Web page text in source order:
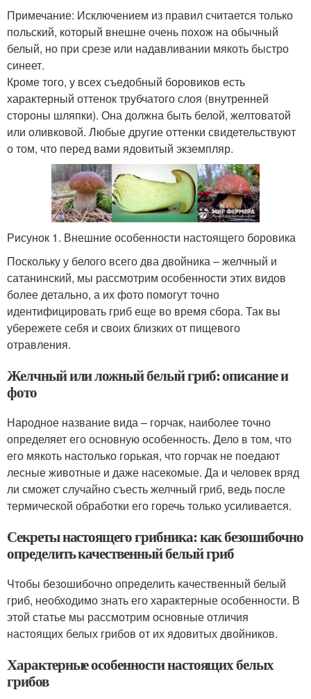
Примечание: Исключением из правил считается только
польский, который внешне очень похож на обычный
белый, но при срезе или надавливании мякоть быстро
синеет.
Кроме того, у всех съедобный боровиков есть
характерный оттенок трубчатого слоя (внутренней
стороны шляпки). Она должна быть белой, желтоватой
или оливковой. Любые другие оттенки свидетельствуют
о том, что перед вами ядовитый экземпляр.
Рисунок 1. Внешние особенности настоящего боровика
Поскольку у белого всего два двойника – желчный и
сатанинский, мы рассмотрим особенности этих видов
более детально, а их фото помогут точно
идентифицировать гриб еще во время сбора. Так вы
убережете себя и своих близких от пищевого
отравления.
Желчный или ложный белый гриб: описание и
фото
Народное название вида – горчак, наиболее точно
определяет его основную особенность. Дело в том, что
его мякоть настолько горькая, что горчак не поедают
лесные животные и даже насекомые. Да и человек вряд
ли сможет случайно съесть желчный гриб, ведь после
термической обработки его горечь только усиливается.
Секреты настоящего грибника: как безошибочно
определить качественный белый гриб
Чтобы безошибочно определить качественный белый
гриб, необходимо знать его характерные особенности. В
этой статье мы рассмотрим основные отличия
настоящих белых грибов от их ядовитых двойников.
Характерные особенности настоящих белых
грибов